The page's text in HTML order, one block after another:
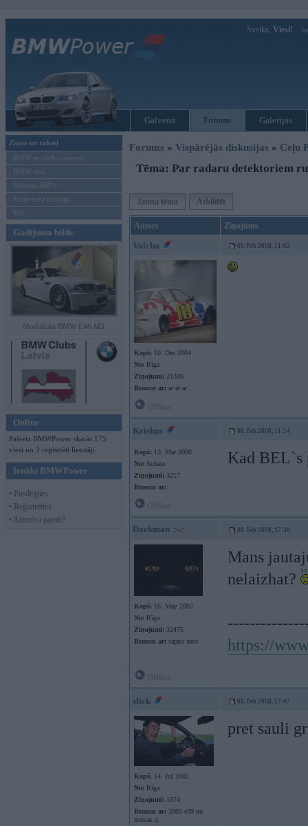
Sveiks, Viesi!
Galvenā Forums Galerijas
Ziņas un raksti
BMW modeļu jaunumi
BMW testi
Mēneša BMW
Sērijveida tūnings
Vel...
Gadījuma bilde
Modificēti BMW E46 M3
Online
Pašreiz BMWPower skatās 175
viesi un 3 reģistrēti lietotāji.
Ienākt BMWPower
• Pieslēgties
• Reģistrēties
• Aizmirsi paroli?
Forums » Vispārējās diskusijas » Ceļu
Tēma: Par radaru detektoriem
Jauna tēma Atbildēt
Autors Ziņojums
Valcha 08. Feb 2008, 11:02
Kopš: 10. Dec 2004
No: Rīga
Ziņojumi: 21386
Braucu ar: ar ar ar ..
Krishus 08. Feb 2008, 11:14
Kopš: 13. Mar 2006
No: Subate
Ziņojumi: 3217
Braucu ar:
Kad BEL`s
Darkman 08. Feb 2008, 17:38
Kopš: 16. May 2002
No: Rīga
Ziņojumi: 32475
Braucu ar: sapņu auto
Mans
nelaizhat?
https://
slick 08. Feb 2008, 17:47
Kopš: 14. Jul 2002
No: Rīga
Ziņojumi: 1574
Braucu ar: 2003 e39 un
ziemas q
pret sauli